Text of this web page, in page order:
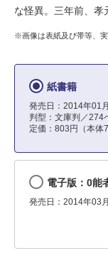
な怪異。三年前、孝
※画像は表紙及び帯等、実
紙書籍
発売日：2014年01
判型：文庫判／274
定価：803円（本体
電子版：0能
発売日：2014年03